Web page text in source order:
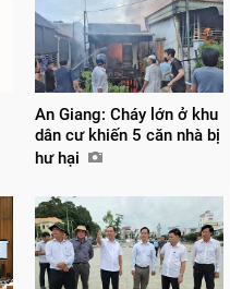
An Giang: Cháy lớn ở khu
dân cư khiến 5 căn nhà bị
hư hại